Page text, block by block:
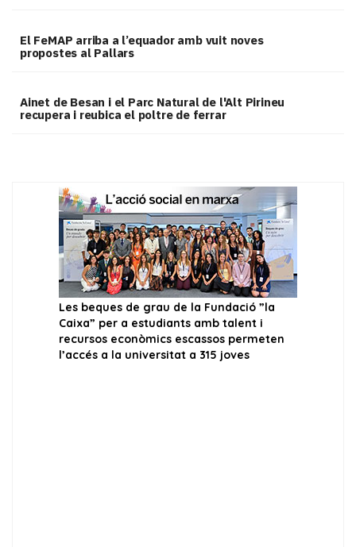
El FeMAP arriba a l’equador amb vuit noves
propostes al Pallars
Ainet de Besan i el Parc Natural de l'Alt Pirineu
recupera i reubica el poltre de ferrar